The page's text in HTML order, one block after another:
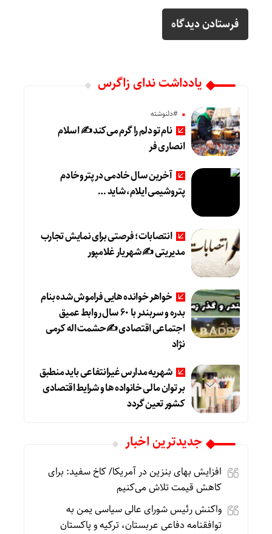
یادداشت ندای زاگرس
#دلنوشته
نام تو دلم را گرم می‌کند ✍️ اسلام
انصاری فر
آخرین سال خادمی در پتروخادم
پتروشیمی ایلام، شاید …
انتصابات؛ فرصتی برای نمایش تجارب
مدیریتی ✍ شهریار غلامپور
خواهر خوانده هایی فراموش شده بنام
بدره و سربندر با ۶۰ سال روابط عمیق
اجتماعی اقتصادی ✍حشمت اله کرمی
نژاد
شهریه مدارس غیرانتفاعی باید منطبق
بر توان مالی خانواده ها و شرایط اقتصادی
کشور تعین گردد
جديدترين اخبار
افزایش بهای بنزین در آمریکا/ کاخ سفید: برای
کاهش قیمت تلاش می‌کنیم
واکنش رئیس شورای عالی سیاسی یمن به
توافقنامه دفاعی عربستان، ترکیه و پاکستان